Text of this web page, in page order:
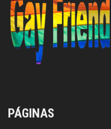
PÁGINAS